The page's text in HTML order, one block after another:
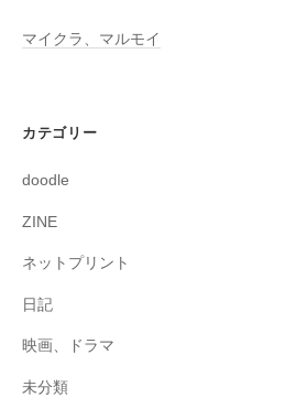
マイクラ、マルモイ
カテゴリー
doodle
ZINE
ネットプリント
日記
映画、ドラマ
未分類